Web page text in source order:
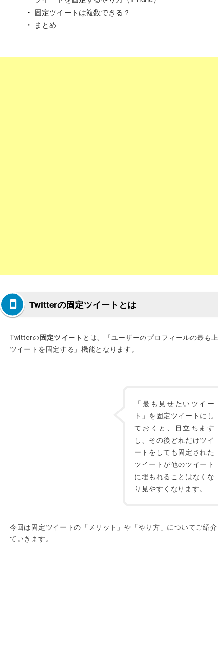
固定ツイートは複数できる？
まとめ
Twitterの固定ツイートとは
Twitterの固定ツイート とは、「ユーザーのプロフィールの最も
ツイートを固定する」機能となります。
「最も見せたいツイー
ト」を固定ツイートにし
ておくと、目立ちます
し、その後どれだけツイ
ートをしても固定された
ツイートが他のツイート
に埋もれることはなくな
り見やすくなります。
今回は固定ツイートの「メリット」や「やり方」についてご紹
ていきます。